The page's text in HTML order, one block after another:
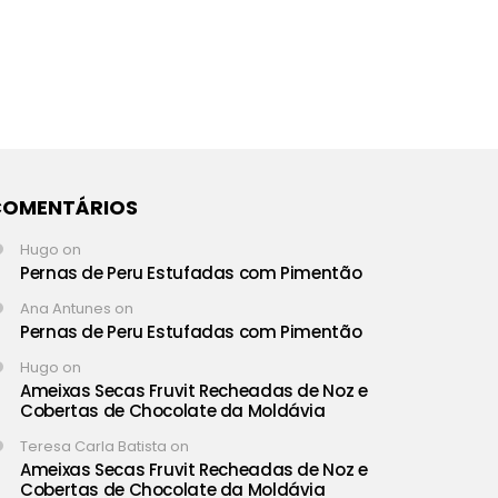
Hugo on
Pernas de Peru Estufadas com Pimentão
Ana Antunes on
Pernas de Peru Estufadas com Pimentão
Hugo on
Ameixas Secas Fruvit Recheadas de Noz e
Cobertas de Chocolate da Moldávia
Teresa Carla Batista on
Ameixas Secas Fruvit Recheadas de Noz e
Cobertas de Chocolate da Moldávia